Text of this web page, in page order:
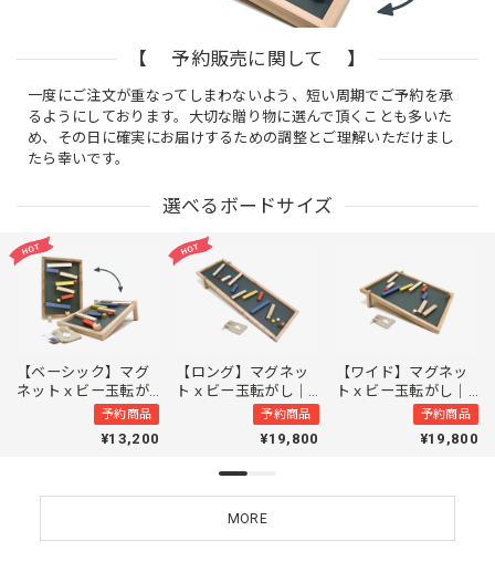
【 予約販売に関して 】
一度にご注文が重なってしまわないよう、短い周期でご予約を承
るようにしております。大切な贈り物に選んで頂くことも多いた
め、その日に確実にお届けするための調整とご理解いただけまし
たら幸いです。
選べるボードサイズ
【ベーシック】マグ
ネットｘビー玉転が
し｜ボードセット｜
Try&Rolly トライアン
予約商品
¥13,200
【ロング】マグネッ
トｘビー玉転がし｜
ボードセット｜
Try&Rolly トライアン
予約商品
¥19,800
【ワイド】マグネッ
トｘビー玉転がし｜
ボードセット｜
Try&Rolly トライアン
予約商品
¥19,800
MORE